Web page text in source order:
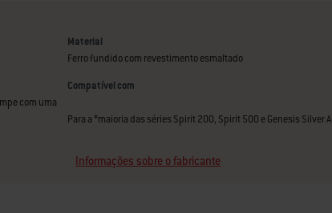
Material
Ferro fundido com revestimento esmaltado
com uma
Compatível com
Para a *maioria das séries Spirit 200, Spirit 500 e Genesis Silver A
Informações sobre o fabricante